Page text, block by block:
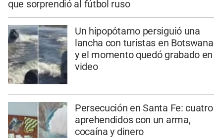
que sorprendió al fútbol ruso
Un hipopótamo persiguió una
lancha con turistas en Botswana
y el momento quedó grabado en
video
Persecución en Santa Fe: cuatro
aprehendidos con un arma,
cocaína y dinero